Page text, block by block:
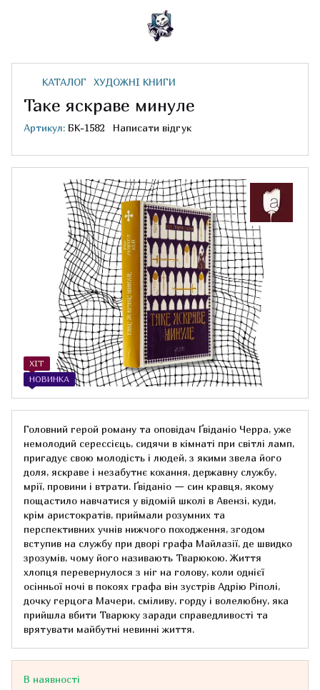
КАТАЛОГ ХУДОЖНІ КНИГИ
Таке яскраве минуле
Артикул: БК-1582 Написати відгук
ХІТ
НОВИНКА
Головний герой роману та оповідач Ґвіданіо Черра, уже
немолодий серессієць, сидячи в кімнаті при світлі ламп,
пригадує свою молодість і людей, з якими звела його
доля, яскраве і незабутнє кохання, державну службу,
мрії, провини і втрати. Ґвіданіо — син кравця, якому
пощастило навчатися у відомій школі в Авензі, куди,
крім аристократів, приймали розумних та
перспективних учнів нижчого походження, згодом
вступив на службу при дворі графа Майлазії, де швидко
зрозумів, чому його називають Тварюкою. Життя
хлопця перевернулося з ніг на голову, коли однієї
осінньої ночі в покоях графа він зустрів Адрію Ріполі,
дочку герцога Мачери, сміливу, горду і волелюбну, яка
прийшла вбити Тварюку заради справедливості та
врятувати майбутні невинні життя.
В наявності